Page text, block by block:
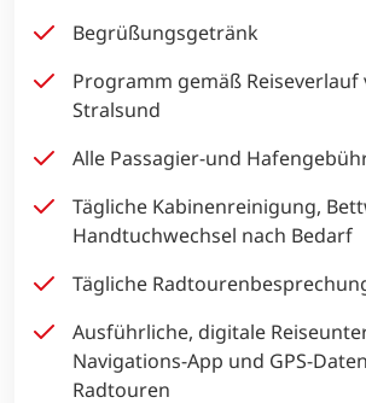
Begrüßungsgetränk
Programm gemäß Reiseverlauf
Stralsund
Alle Passagier-und
Tägliche Kabinenreinigung,
Handtuchwechsel nach Bedarf
Tägliche
Ausführliche, digitale
Navigations-App und GPS-
Radtouren